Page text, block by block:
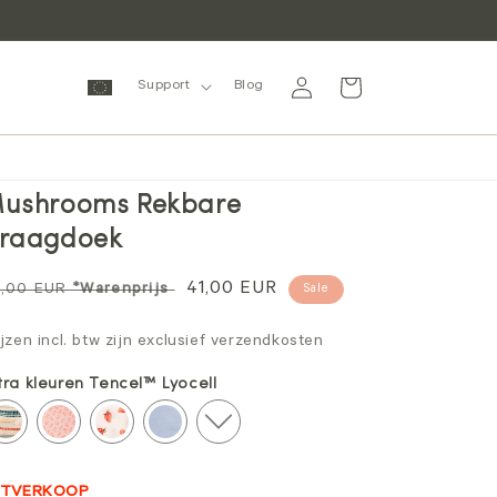
Support Blog InloggenWinkelwagen
Rekbare
EUR*Warenprijs Verkoopprijs
41,00 EUR Sale
incl. btw zijn exclusief verzendkosten
kleuren Tencel™ Lyocell